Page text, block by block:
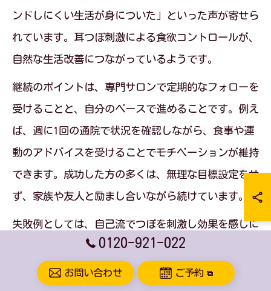
ンドしにくい生活が身についた」といった声が寄せら
れています。耳つぼ刺激による食欲コントロールが、
自然な生活改善につながっているようです。
継続のポイントは、専門サロンで定期的なフォローを
受けることと、自分のペースで進めることです。例え
ば、週に1回の通院で状況を確認しながら、食事や運
動のアドバイスを受けることでモチベーションが維持
できます。成功した方の多くは、無理な目標設定をせ
ず、家族や友人と励まし合いながら続けています。
失敗例としては、自己流でつぼを刺激し効果を感じに
くかったケースや、短期間で急激な減量を目指して挫
折したケースが挙げられます。自分に合ったペース
0120-921-022
お問い合わせ ご予約